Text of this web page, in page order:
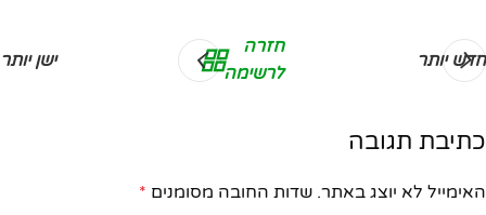
חדש יותר
חזרה
לרשימה
ישן יותר
כתיבת תגובה
האימייל לא יוצג באתר. שדות החובה מסומנים *